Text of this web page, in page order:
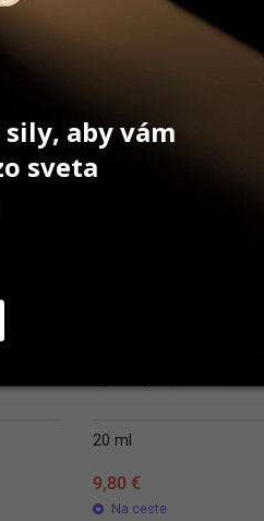
PRIDAŤ DO KOŠÍKA
20 ml
9,80 €
Na ceste
aby vám
sveta